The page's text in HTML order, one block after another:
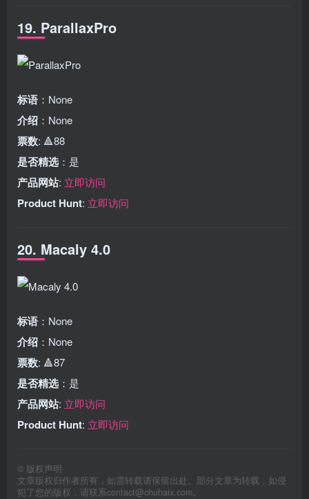
19. ParallaxPro
标语 ：None
介绍 ：None
票数: 🔺88
是否精选 ：是
产品网站: 立即访问
Product Hunt: 立即访问
20. Macaly 4.0
标语 ：None
介绍 ：None
票数: 🔺87
是否精选 ：是
产品网站: 立即访问
Product Hunt: 立即访问
© 版权声明
文章版权归作者所有，如需转载请保留出处。部分文章为转载，如侵
犯了您的版权，请联系contact@chuhaix.com。